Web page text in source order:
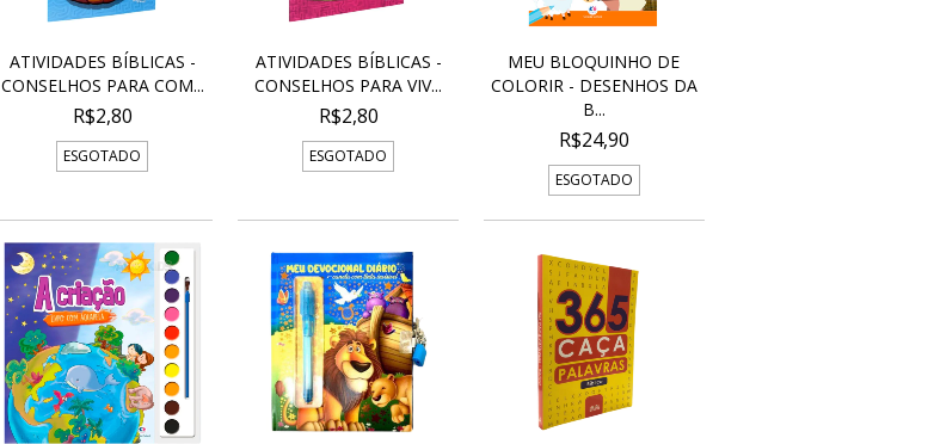
ATIVIDADES BÍBLICAS -
CONSELHOS PARA COM...
R$2,80
ESGOTADO
ATIVIDADES BÍBLICAS -
CONSELHOS PARA VIV...
R$2,80
ESGOTADO
MEU BLOQUINHO DE
COLORIR - DESENHOS DA
B...
R$24,90
ESGOTADO